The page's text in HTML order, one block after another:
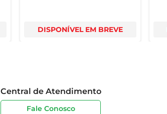
DISPONÍVEL EM BREVE
Central de Atendimento
Fale Conosco